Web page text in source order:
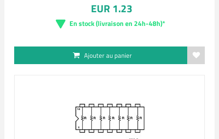
EUR 1.23
En stock (livraison en 24h-48h)*
Ajouter au panier